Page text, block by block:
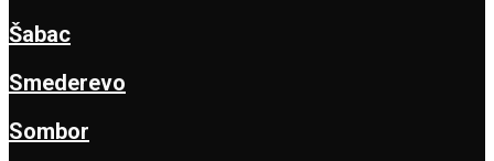
Šabac
Smederevo
Sombor